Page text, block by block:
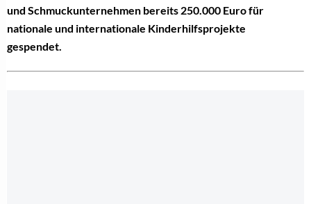
und Schmuckunternehmen bereits 250.000 Euro für
nationale und internationale Kinderhilfsprojekte
gespendet.